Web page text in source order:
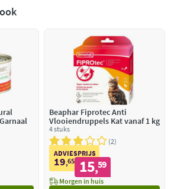
Beaphar Fiprotec Anti
Vlooiendruppels Kat vanaf 1 kg
4 stuks
2
ADVIESPRIJS
19,65 15,59
Morgen in huis